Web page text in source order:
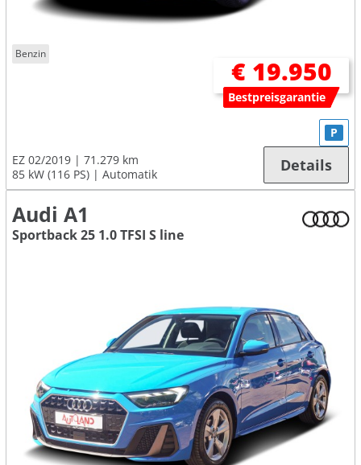
Benzin
€ 19.950
Bestpreisgarantie
EZ 02/2019
71.279 km
85 kW (116 PS)
Automatik
P
Details
Audi A1
Sportback 25 1.0 TFSI S line